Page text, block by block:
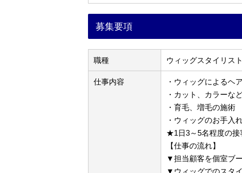
募集要項
職種 ウィッグスタイリス
仕事内容
・ウィッグによるヘ
・カット、カラーな
・育毛、増毛の施術
・ウィッグのお手入
★1日3～5名程度の接
【仕事の流れ】
▼担当顧客を個室ブ
▼ウィッグでのスタ